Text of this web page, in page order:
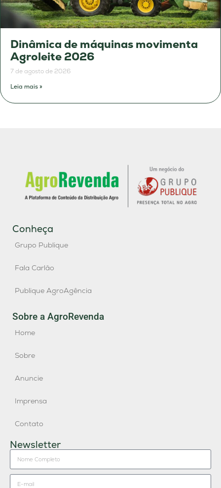
Dinâmica de máquinas movimenta
Agroleite 2026
7 de agosto de 2026
Leia mais »
Conheça
Grupo Publique
Fala Carlão
Publique AgroAgência
Sobre a AgroRevenda
Home
Sobre
Anuncie
Imprensa
Contato
Newsletter